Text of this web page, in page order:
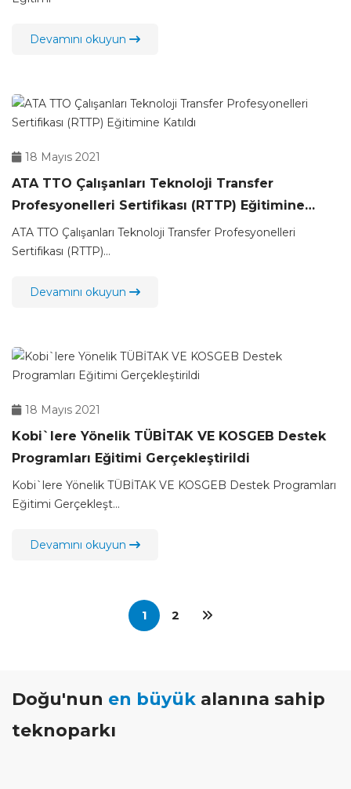
Devamını okuyun
18 Mayıs 2021
ATA TTO Çalışanları Teknoloji Transfer
Profesyonelleri Sertifikası (RTTP) Eğitimine
Katıldı
ATA TTO Çalışanları Teknoloji Transfer Profesyonelleri
Sertifikası (RTTP)...
Devamını okuyun
18 Mayıs 2021
Kobi`lere Yönelik TÜBİTAK VE KOSGEB Destek
Programları Eğitimi Gerçekleştirildi
Kobi`lere Yönelik TÜBİTAK VE KOSGEB Destek Programları
Eğitimi Gerçekleşt...
Devamını okuyun
1 2
Doğu'nun en büyük alanına sahip
teknoparkı